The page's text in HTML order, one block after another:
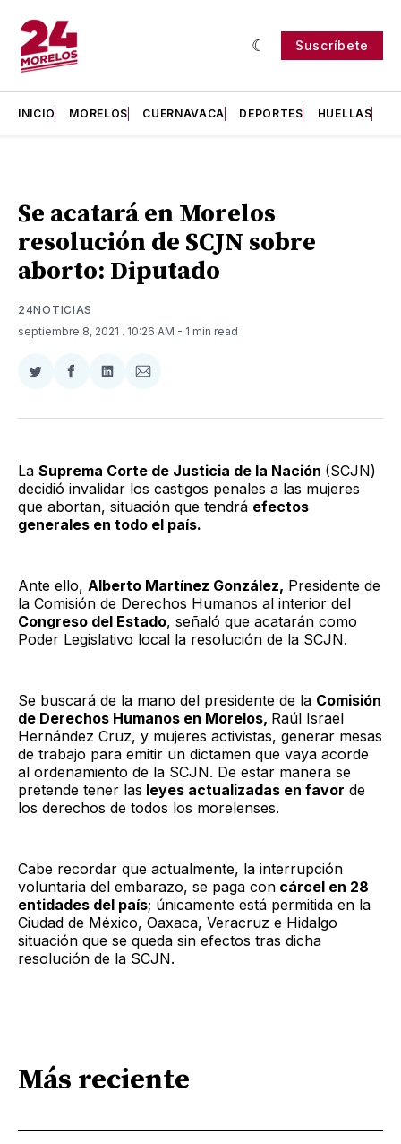
Suscríbete
INICIO MORELOS CUERNAVACA DEPORTES HUELLAS
Se acatará en Morelos
resolución de SCJN sobre
aborto: Diputado
24NOTICIAS
septiembre 8, 2021 . 10:26 AM - 1 min read
Compartir
Twitter
Compartir
Facebook
Compartir
LinkedIn
Compartir
Email
La Suprema Corte de Justicia de la Nación (SCJN)
decidió invalidar los castigos penales a las mujeres
que abortan, situación que tendrá efectos
generales en todo el país.
Ante ello, Alberto Martínez González, Presidente de
la Comisión de Derechos Humanos al interior del
Congreso del Estado, señaló que acatarán como
Poder Legislativo local la resolución de la SCJN.
Se buscará de la mano del presidente de la Comisión
de Derechos Humanos en Morelos, Raúl Israel
Hernández Cruz, y mujeres activistas, generar mesas
de trabajo para emitir un dictamen que vaya acorde
al ordenamiento de la SCJN. De estar manera se
pretende tener las leyes actualizadas en favor de
los derechos de todos los morelenses.
Cabe recordar que actualmente, la interrupción
voluntaria del embarazo, se paga con cárcel en 28
entidades del país; únicamente está permitida en la
Ciudad de México, Oaxaca, Veracruz e Hidalgo
situación que se queda sin efectos tras dicha
resolución de la SCJN.
Más reciente